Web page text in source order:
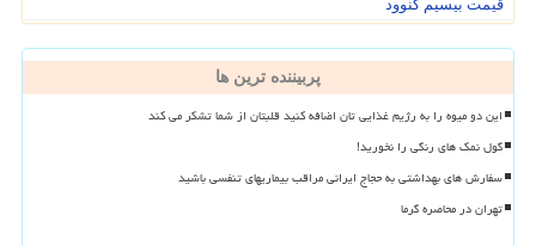
قیمت بیسیم کنوود
پربیننده ترین ها
این دو میوه را به رژیم غذایی تان اضافه کنید قلبتان از شما تشکر می کند
گول نمک های رنگی را نخورید!
سفارش های بهداشتی به حجاج ایرانی مراقب بیماریهای تنفسی باشید
تهران در محاصره گرما